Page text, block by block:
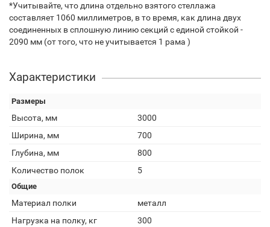
*Учитывайте, что длина отдельно взятого стеллажа
составляет 1060 миллиметров, в то время, как длина двух
соединенных в сплошную линию секций с единой стойкой -
2090 мм (от того, что не учитывается 1 рама )
Характеристики
Размеры
Высота, мм
3000
Ширина, мм
700
Глубина, мм
800
Количество полок
5
Общие
Материал полки
металл
Нагрузка на полку, кг
300